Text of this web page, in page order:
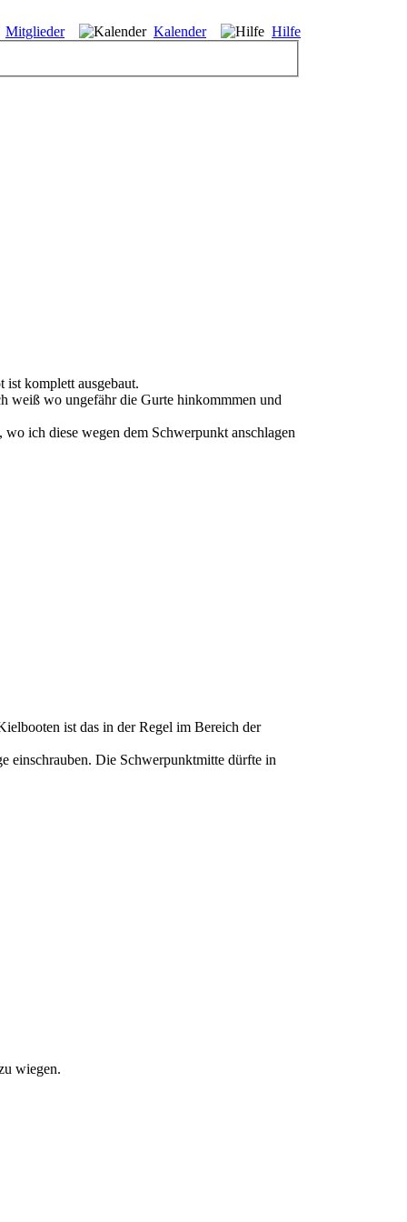
Mitglieder Kalender Hilfe
komplett ausgebaut.
weiß wo ungefähr die Gurte hinkommmen und
ich diese wegen dem Schwerpunkt anschlagen
ist das in der Regel im Bereich der
einschrauben. Die Schwerpunktmitte dürfte in
wiegen.